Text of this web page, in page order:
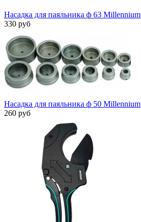
Насадка для паяльника ф 63 Millennium
330 руб
Насадка для паяльника ф 50 Millennium
260 руб